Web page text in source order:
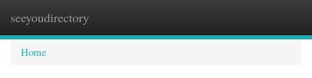
seeyoudirectory
Home